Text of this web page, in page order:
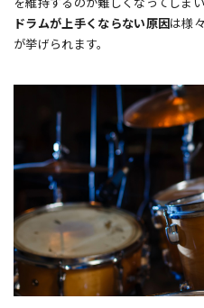
を維持するのが難しくなってしまい
ドラムが上手くならない原因 は様
が挙げられます。